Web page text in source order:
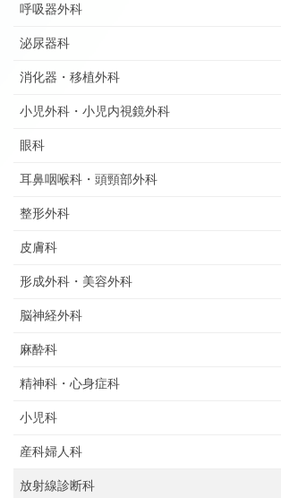
呼吸器外科
泌尿器科
消化器・移植外科
小児外科・小児内視鏡外科
眼科
耳鼻咽喉科・頭頸部外科
整形外科
皮膚科
形成外科・美容外科
脳神経外科
麻酔科
精神科・心身症科
小児科
産科婦人科
放射線診断科